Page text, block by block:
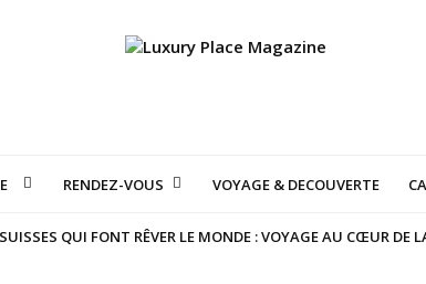
RENDEZ-VOUS VOYAGE & DECOUVERTE
QUI FONT RÊVER LE MONDE : VOYAGE AU CŒUR DE